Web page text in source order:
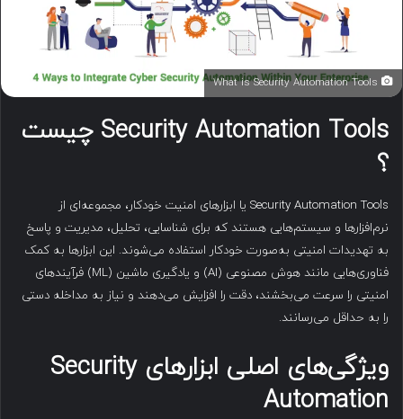
Security Automation Tools چیست
؟
Security Automation Tools یا ابزارهای امنیت خودکار، مجموعه‌ای از
نرم‌افزارها و سیستم‌هایی هستند که برای شناسایی، تحلیل، مدیریت و پاسخ
به تهدیدات امنیتی به‌صورت خودکار استفاده می‌شوند. این ابزارها به کمک
فناوری‌هایی مانند هوش مصنوعی (AI) و یادگیری ماشین (ML) فرآیندهای
امنیتی را سرعت می‌بخشند، دقت را افزایش می‌دهند و نیاز به مداخله دستی
را به حداقل می‌رسانند.
ویژگی‌های اصلی ابزارهای Security
Automation